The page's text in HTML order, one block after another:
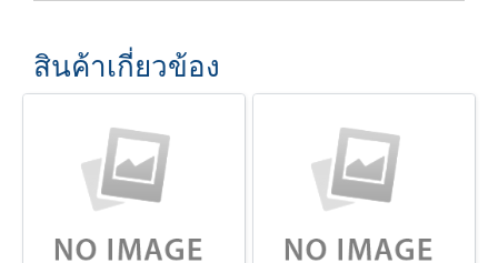
สินค้าเกี่ยวข้อง